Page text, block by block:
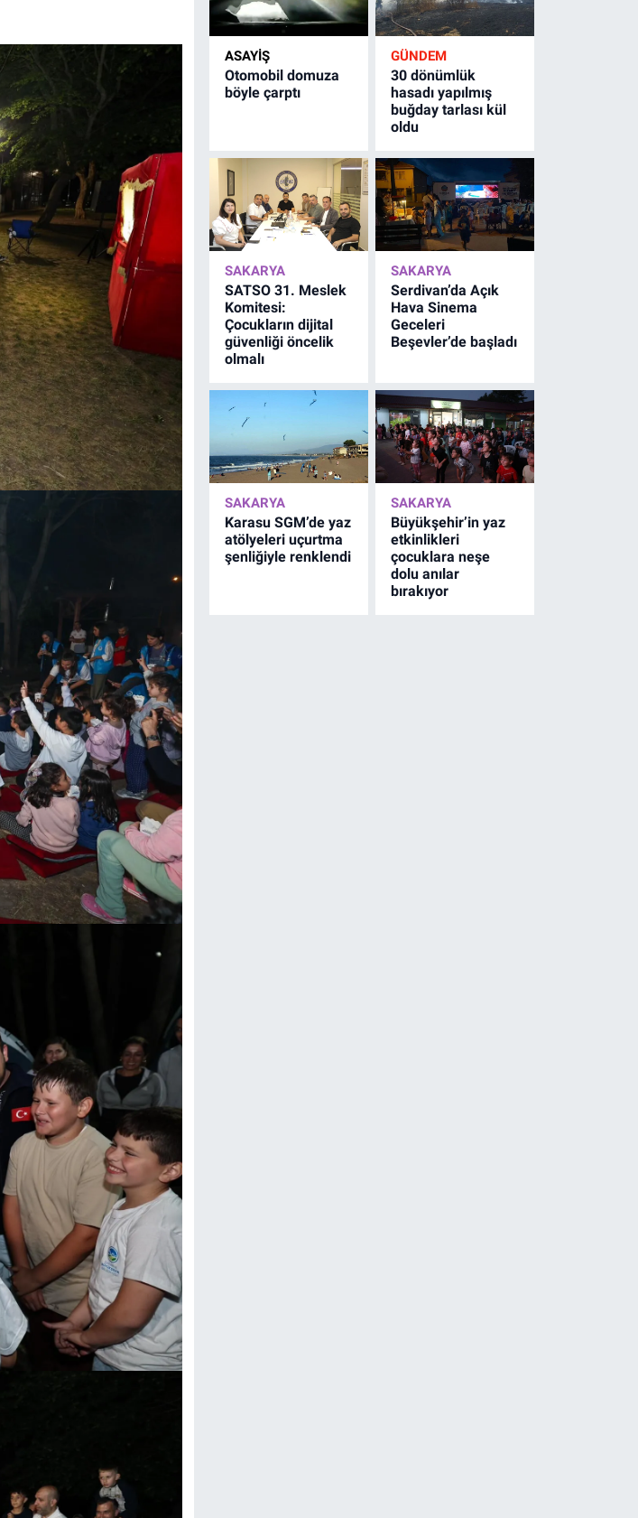
ASAYİŞ
Otomobil domuza
böyle çarptı
GÜNDEM
30 dönümlük
hasadı yapılmış
buğday tarlası kül
oldu
SAKARYA
SATSO 31. Meslek
Komitesi:
Çocukların dijital
güvenliği öncelik
olmalı
SAKARYA
Serdivan’da Açık
Hava Sinema
Geceleri
Beşevler’de başladı
SAKARYA
Karasu SGM’de yaz
atölyeleri uçurtma
şenliğiyle renklendi
SAKARYA
Büyükşehir’in yaz
etkinlikleri
çocuklara neşe
dolu anılar
bırakıyor